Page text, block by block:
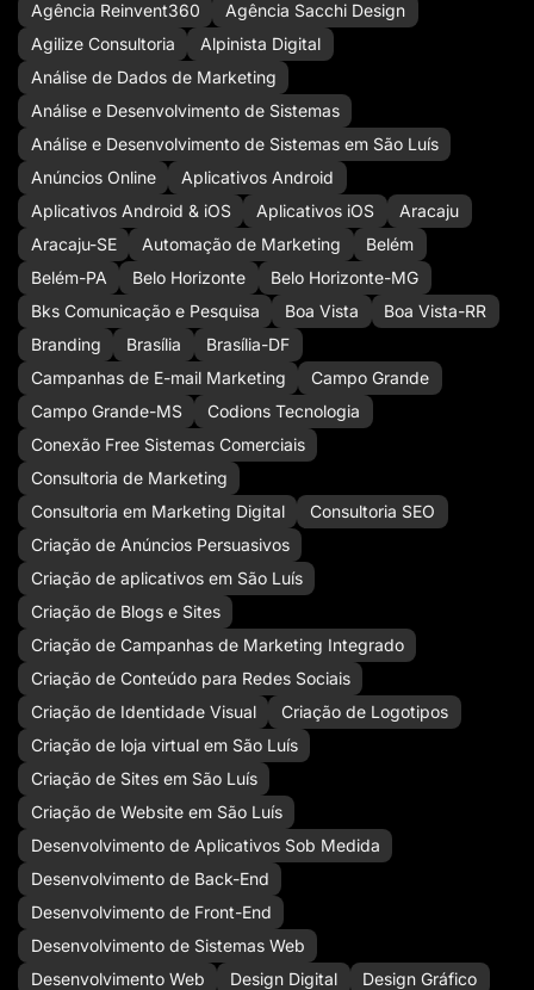
Agência Reinvent360
Agência Sacchi Design
Agilize Consultoria
Alpinista Digital
Análise de Dados de Marketing
Análise e Desenvolvimento de Sistemas
Análise e Desenvolvimento de Sistemas em São Luís
Anúncios Online
Aplicativos Android
Aplicativos Android & iOS
Aplicativos iOS
Aracaju
Aracaju-SE
Automação de Marketing
Belém
Belém-PA
Belo Horizonte
Belo Horizonte-MG
Bks Comunicação e Pesquisa
Boa Vista
Boa Vista-RR
Branding
Brasília
Brasília-DF
Campanhas de E-mail Marketing
Campo Grande
Campo Grande-MS
Codions Tecnologia
Conexão Free Sistemas Comerciais
Consultoria de Marketing
Consultoria em Marketing Digital
Consultoria SEO
Criação de Anúncios Persuasivos
Criação de aplicativos em São Luís
Criação de Blogs e Sites
Criação de Campanhas de Marketing Integrado
Criação de Conteúdo para Redes Sociais
Criação de Identidade Visual
Criação de Logotipos
Criação de loja virtual em São Luís
Criação de Sites em São Luís
Criação de Website em São Luís
Desenvolvimento de Aplicativos Sob Medida
Desenvolvimento de Back-End
Desenvolvimento de Front-End
Desenvolvimento de Sistemas Web
Desenvolvimento Web
Design Digital
Design Gráfico